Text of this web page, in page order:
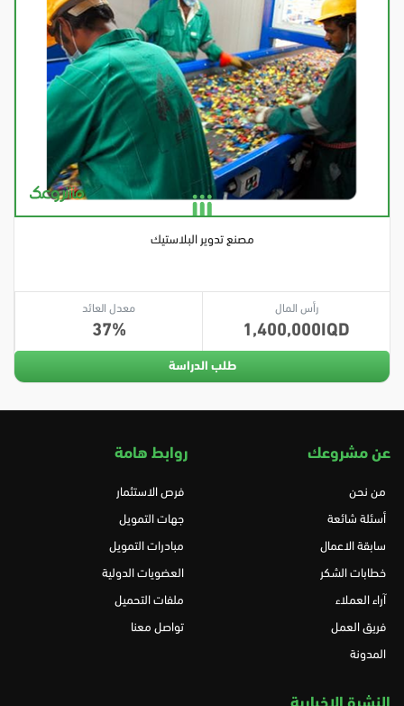
مصنع تدوير البلاستيك
رأس المال
1,400,000
معدل العائد
37
طلب الدراسة
عن مشروعك
من نحن
أسئلة شائعة
سابقة الاعمال
خطابات الشكر
آراء العملاء
فريق العمل
المدونة
روابط هامة
فرص الاستثمار
جهات التمويل
مبادرات التمويل
العضويات الدولية
ملفات التحميل
تواصل معنا